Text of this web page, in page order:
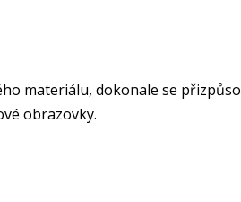
materiálu, dokonale se
obrazovky.